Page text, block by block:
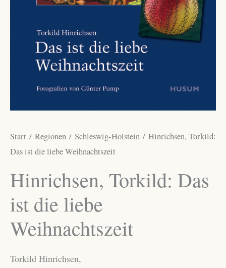
Start / Regionen / Schleswig-Holstein / Hinrichsen, Torkild:
Das ist die liebe Weihnachtszeit
Hinrichsen, Torkild: Das
ist die liebe
Weihnachtszeit
Torkild Hinrichsen,